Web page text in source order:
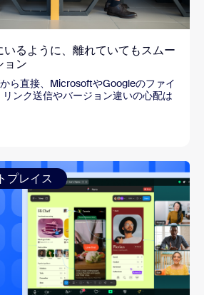
いるように、離れていてもスムー
ョン
ら直接、MicrosoftやGoogleのファイ
ンク送信やバージョン違いの心配は
プレイス